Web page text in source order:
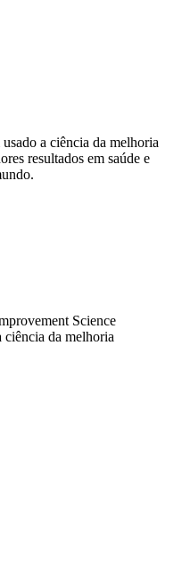
a ciência da melhoria
resultados em saúde e
da melhoria